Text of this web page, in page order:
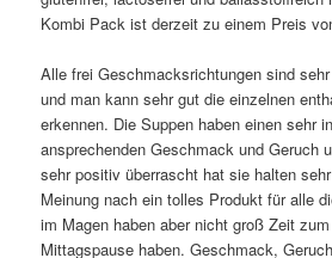
Kombi Pack ist derzeit zu einem Preis
Alle frei Geschmacksrichtungen sind
und man kann sehr gut die einzelnen
erkennen. Die Suppen haben einen sehr
ansprechenden Geschmack und Geruch
sehr positiv überrascht hat sie halten
Meinung nach ein tolles Produkt für alle
im Magen haben aber nicht groß Zeit
Mittagspause haben. Geschmack,